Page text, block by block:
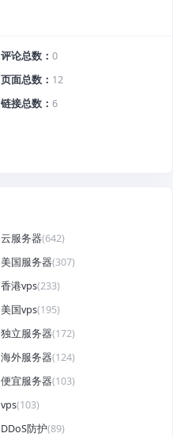
评论总数
0
页面总数
12
链接总数
6
云服务器(642)
美国服务器(307)
香港vps(233)
美国vps(195)
独立服务器(172)
海外服务器(124)
便宜服务器(103)
vps(103)
DDoS防护(89)